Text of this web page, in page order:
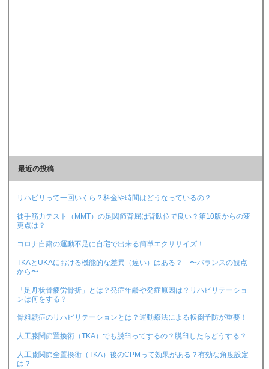
最近の投稿
リハビリって一回いくら？料金や時間はどうなっているの？
徒手筋力テスト（MMT）の足関節背屈は背臥位で良い？第10版からの変
更点は？
コロナ自粛の運動不足に自宅で出来る簡単エクササイズ！
TKAとUKAにおける機能的な差異（違い）はある？ 〜バランスの観点
から〜
「足舟状骨疲労骨折」とは？発症年齢や発症原因は？リハビリテーショ
ンは何をする？
骨粗鬆症のリハビリテーションとは？運動療法による転倒予防が重要！
人工膝関節置換術（TKA）でも脱臼ってするの？脱臼したらどうする？
人工膝関節全置換術（TKA）後のCPMって効果がある？有効な角度設定
は？